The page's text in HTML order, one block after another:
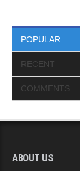
POPULAR
RECENT
COMMENTS
ABOUT US